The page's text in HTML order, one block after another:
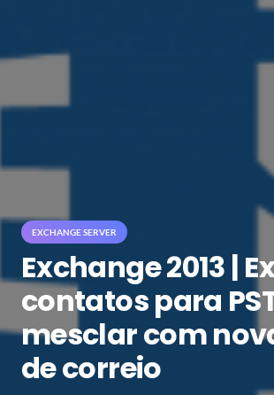
EXCHANGE SERVER
Exchange 2013 |
contatos para
mesclar com
de correio